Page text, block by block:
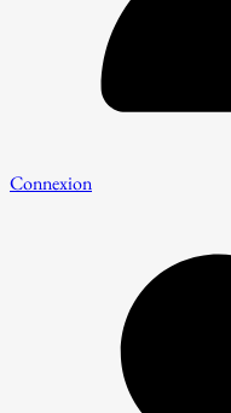
Connexion